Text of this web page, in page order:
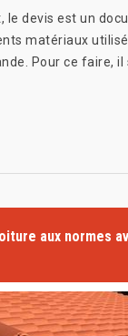
le devis est un
matériaux
Pour ce faire,
aux normes